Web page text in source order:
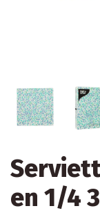
en 1/4